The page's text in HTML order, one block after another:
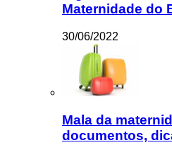
Maternidade do
30/06/2022
Mala da
documentos,